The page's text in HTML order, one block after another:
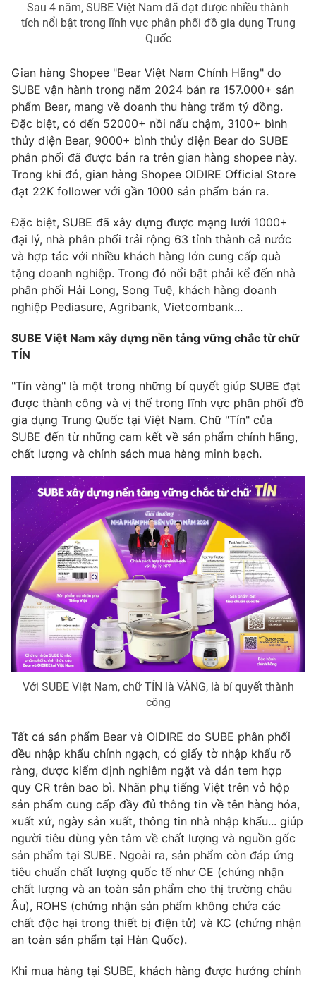
Liên hệ tòa soạn English
THỜI BÁO VTV
Theo dõi báo trên
Cơ quan chủ quản:
Đài Truyền hình Việt Nam
Giấy phép hoạt động báo in và báo điện tử số 483/GP-BTTTT
cấp ngày 29/12/2023
Tổng Biên tập:Vũ Thanh Thủy
Phó Tổng Biên tập:Nguyễn Thị Mỹ Hạnh, Phạm Quốc Thắng,
Nguyễn Trọng Ninh
Tổng đài VTV:024.38 355 931 - 024.38 355 932
Ðiện thoại Thời báo VTV: 024.66 897 897
Email:
® Cấm sao chép dưới mọi hình thức nếu không có sự chấp
thuận bằng văn bản. Ghi rõ nguồn VTV.vn khi phát hành lại
thông tin từ website này.
Sau 4 năm, SUBE Việt Nam đã đạt được nhiều thành
tích nổi bật trong lĩnh vực phân phối đồ gia dụng Trung
Quốc
Gian hàng Shopee "Bear Việt Nam Chính Hãng" do
SUBE vận hành trong năm 2024 bán ra 157.000+ sản
phẩm Bear, mang về doanh thu hàng trăm tỷ đồng.
Đặc biệt, có đến 52000+ nồi nấu chậm, 3100+ bình
thủy điện Bear, 9000+ bình thủy điện Bear do SUBE
phân phối đã được bán ra trên gian hàng shopee này.
Trong khi đó, gian hàng Shopee OIDIRE Official Store
đạt 22K follower với gần 1000 sản phẩm bán ra.
Đặc biệt, SUBE đã xây dựng được mạng lưới 1000+
đại lý, nhà phân phối trải rộng 63 tỉnh thành cả nước
và hợp tác với nhiều khách hàng lớn cung cấp quà
tặng doanh nghiệp. Trong đó nổi bật phải kể đến nhà
phân phối Hải Long, Song Tuệ, khách hàng doanh
nghiệp Pediasure, Agribank, Vietcombank...
SUBE Việt Nam xây dựng nền tảng vững chắc từ chữ
TÍN
"Tín vàng" là một trong những bí quyết giúp SUBE đạt
được thành công và vị thế trong lĩnh vực phân phối đồ
gia dụng Trung Quốc tại Việt Nam. Chữ "Tín" của
SUBE đến từ những cam kết về sản phẩm chính hãng,
chất lượng và chính sách mua hàng minh bạch.
Với SUBE Việt Nam, chữ TÍN là VÀNG, là bí quyết thành
công
Tất cả sản phẩm Bear và OIDIRE do SUBE phân phối
đều nhập khẩu chính ngạch, có giấy tờ nhập khẩu rõ
ràng, được kiểm định nghiêm ngặt và dán tem hợp
quy CR trên bao bì. Nhãn phụ tiếng Việt trên vỏ hộp
sản phẩm cung cấp đầy đủ thông tin về tên hàng hóa,
xuất xứ, ngày sản xuất, thông tin nhà nhập khẩu... giúp
người tiêu dùng yên tâm về chất lượng và nguồn gốc
sản phẩm tại SUBE. Ngoài ra, sản phẩm còn đáp ứng
tiêu chuẩn chất lượng quốc tế như CE (chứng nhận
chất lượng và an toàn sản phẩm cho thị trường châu
Âu), ROHS (chứng nhận sản phẩm không chứa các
chất độc hại trong thiết bị điện tử) và KC (chứng nhận
an toàn sản phẩm tại Hàn Quốc).
Khi mua hàng tại SUBE, khách hàng được hưởng chính